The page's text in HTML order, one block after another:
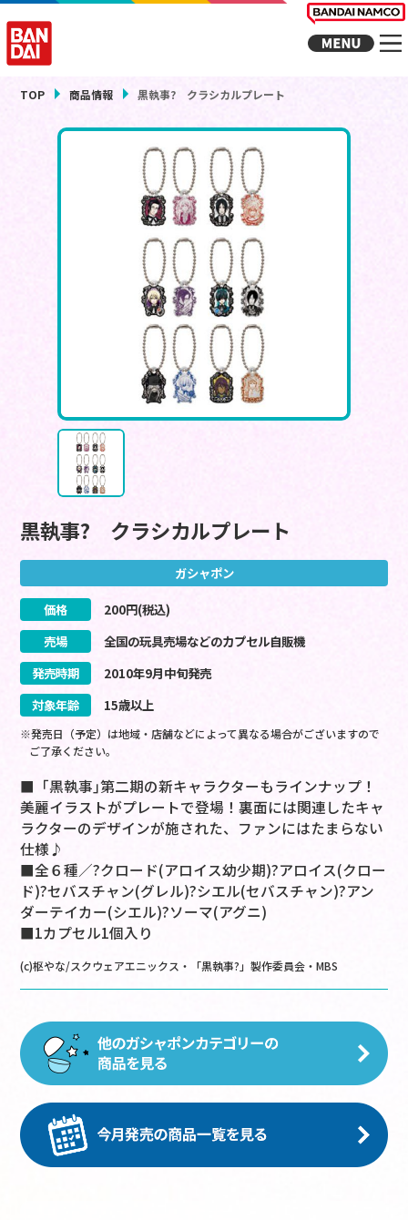
TOP 商品情報 黒執事? クラシカルプレート
黒執事? クラシカルプレート
ガシャポン
価格 200円(税込)
売場
全国の玩具売場などのカプセル自販機
発売時期
2010年9月中旬発売
対象年齢
15歳以上
※発売日（予定）は地域・店舗などによって異なる場合がございますので
ご了承ください。
■「黒執事｣第二期の新キャラクターもラインナップ！
美麗イラストがプレートで登場！裏面には関連したキャ
ラクターのデザインが施された、ファンにはたまらない
仕様♪
■全６種／?クロード(アロイス幼少期)?アロイス(クロー
ド)?セバスチャン(グレル)?シエル(セバスチャン)?アン
ダーテイカー(シエル)?ソーマ(アグニ)
■1カプセル1個入り
(c)枢やな/スクウェアエニックス・「黒執事?」製作委員会・MBS